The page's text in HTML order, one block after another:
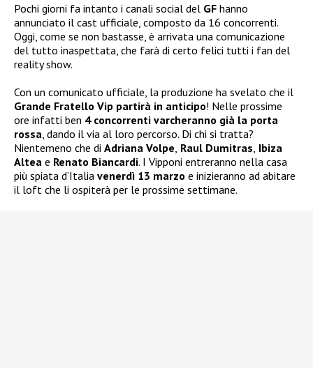
Pochi giorni fa intanto i canali social del GF hanno
annunciato il cast ufficiale, composto da 16 concorrenti.
Oggi, come se non bastasse, è arrivata una comunicazione
del tutto inaspettata, che farà di certo felici tutti i fan del
reality show.
Con un comunicato ufficiale, la produzione ha svelato che il
Grande Fratello Vip partirà in anticipo! Nelle prossime
ore infatti ben 4 concorrenti varcheranno già la porta
rossa , dando il via al loro percorso. Di chi si tratta?
Nientemeno che di Adriana Volpe Raul Dumitras Ibiza
Altea e Renato Biancardi. I Vipponi entreranno nella casa
più spiata d’Italia venerdì 13 marzo e inizieranno ad abitare
il loft che li ospiterà per le prossime settimane.